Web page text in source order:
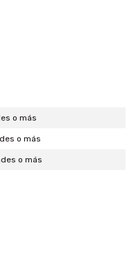
o más
o más
o más